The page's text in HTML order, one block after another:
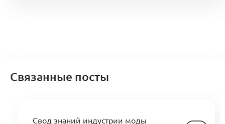
Связанные посты
Свод знаний индустрии моды